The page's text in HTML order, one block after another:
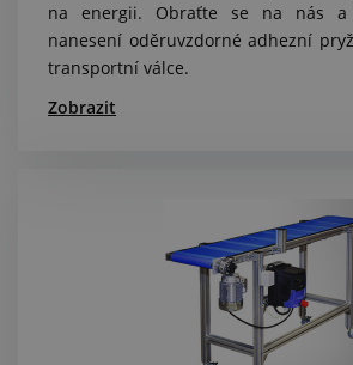
na energii. Obraťte se na nás a
nanesení oděruvzdorné adhezní
transportní válce.
Zobrazit